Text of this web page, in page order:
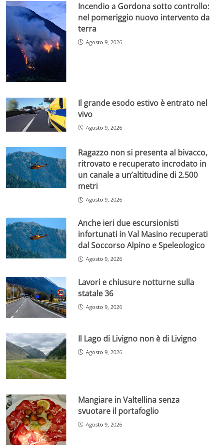
Incendio a Gordona sotto controllo:
nel pomeriggio nuovo intervento da
terra
Agosto 9, 2026
Il grande esodo estivo è entrato nel
vivo
Agosto 9, 2026
Ragazzo non si presenta al bivacco,
ritrovato e recuperato incrodato in
un canale a un’altitudine di 2.500
metri
Agosto 9, 2026
Anche ieri due escursionisti
infortunati in Val Masino recuperati
dal Soccorso Alpino e Speleologico
Agosto 9, 2026
Lavori e chiusure notturne sulla
statale 36
Agosto 9, 2026
Il Lago di Livigno non è di Livigno
Agosto 9, 2026
Mangiare in Valtellina senza
svuotare il portafoglio
Agosto 9, 2026